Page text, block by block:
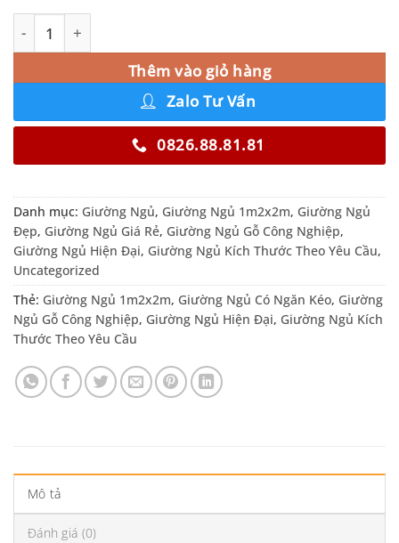
Giường 1m2x2m Gỗ Công Nghiệp Đầu Trơn Màu 414 số
Thêm vào giỏ hàng
Alternative:
Zalo Tư Vấn
0826.88.81.81
Danh mục: Giường Ngủ, Giường Ngủ 1m2x2m, Giường Ngủ
Đẹp, Giường Ngủ Giá Rẻ, Giường Ngủ Gỗ Công Nghiệp,
Giường Ngủ Hiện Đại, Giường Ngủ Kích Thước Theo Yêu Cầu,
Uncategorized
Thẻ: Giường Ngủ 1m2x2m, Giường Ngủ Có Ngăn Kéo, Giường
Ngủ Gỗ Công Nghiệp, Giường Ngủ Hiện Đại, Giường Ngủ Kích
Thước Theo Yêu Cầu
Mô tả
Đánh giá (0)